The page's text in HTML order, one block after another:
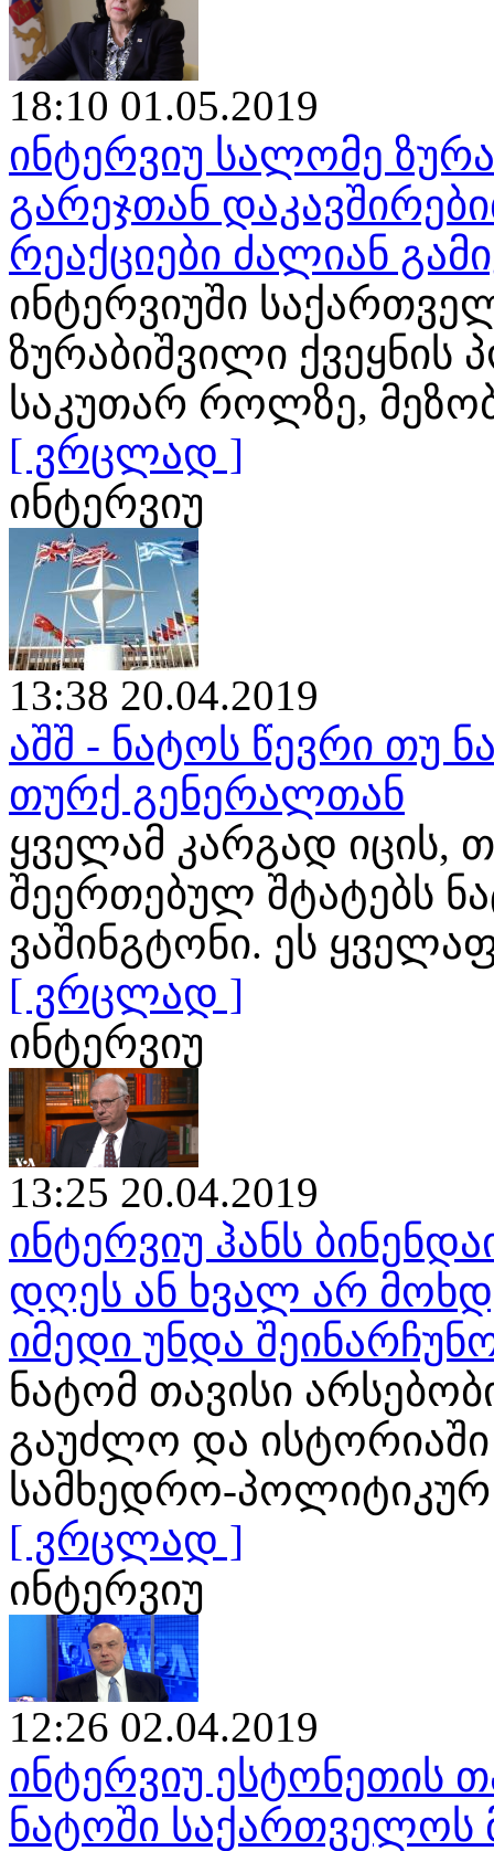
18:10 01.05.2019
ინტერვიუ სალომე
გარეჯთან
რეაქციები ძალიან
ინტერვიუში
ზურაბიშვილი ქვეყნის
საკუთარ როლზე,
[ ვრცლად ]
ინტერვიუ
13:38 20.04.2019
აშშ - ნატოს წევრი თუ
თურქ გენერალთან
ყველამ კარგად იცის,
შეერთებულ შტატებს
ვაშინგტონი. ეს
[ ვრცლად ]
ინტერვიუ
13:25 20.04.2019
ინტერვიუ ჰანს
დღეს ან ხვალ არ
იმედი უნდა
ნატომ თავისი
გაუძლო და
სამხედრო-
[ ვრცლად ]
ინტერვიუ
12:26 02.04.2019
ინტერვიუ ესტონეთის
ნატოში საქართველოს